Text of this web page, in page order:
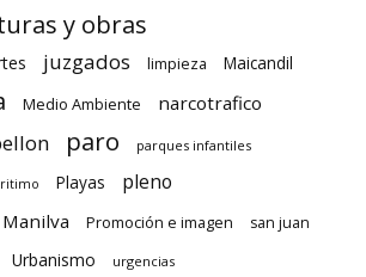
y obras
juzgados limpieza Maicandil
Medio Ambiente narcotrafico
paro parques infantiles
Playas pleno
Promoción e imagen san juan
Urbanismo urgencias